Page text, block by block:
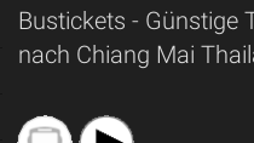
Bustickets - Günstige
nach Chiang Mai